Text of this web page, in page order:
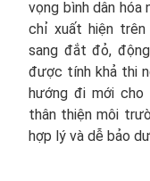
vọng bình dân hóa
chỉ xuất hiện trên
sang đắt đỏ,
được tính khả thi
hướng đi mới cho
thân thiện môi
hợp lý và dễ bảo